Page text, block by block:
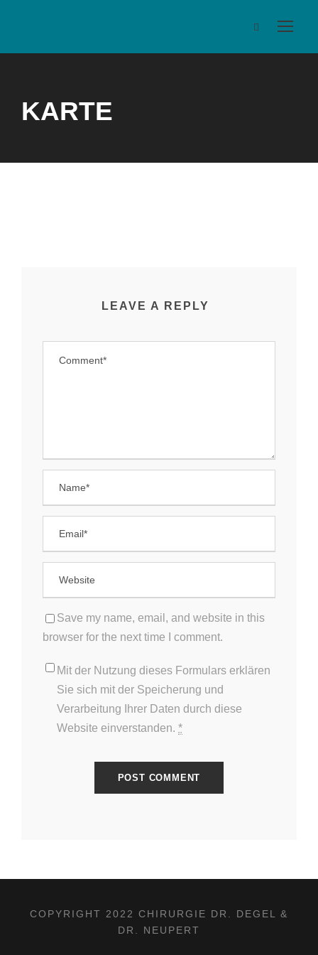
KARTE
LEAVE A REPLY
Save my name, email, and website in this
browser for the next time I comment.
Mit der Nutzung dieses Formulars erklären
Sie sich mit der Speicherung und
Verarbeitung Ihrer Daten durch diese
Website einverstanden. *
COPYRIGHT 2022 CHIRURGIE DR. DEGEL &
DR. NEUPERT